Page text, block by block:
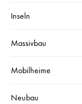
Inseln
Massivbau
Mobilheime
Neubau